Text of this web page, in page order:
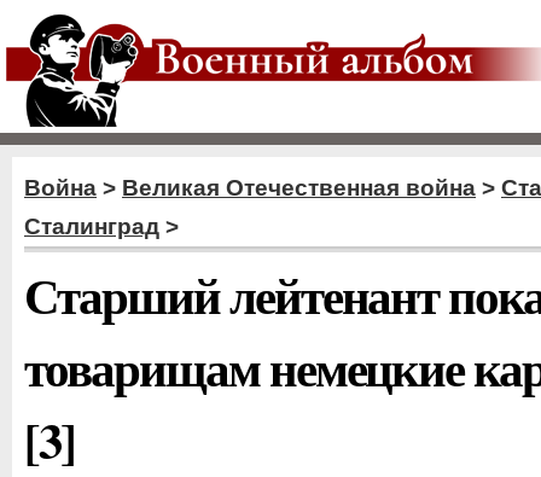
Война > Великая Отечественная война >
Сталинград >
Старший лейтенант
товарищам немецкие
[3]